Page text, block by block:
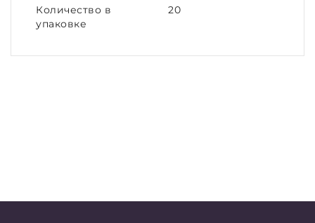
Количество в
упаковке
20